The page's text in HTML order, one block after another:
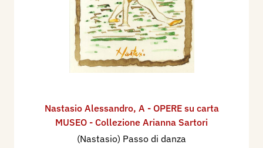
Nastasio Alessandro, A - OPERE su carta
MUSEO - Collezione Arianna Sartori
(Nastasio) Passo di danza